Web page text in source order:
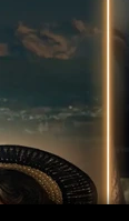
Specials